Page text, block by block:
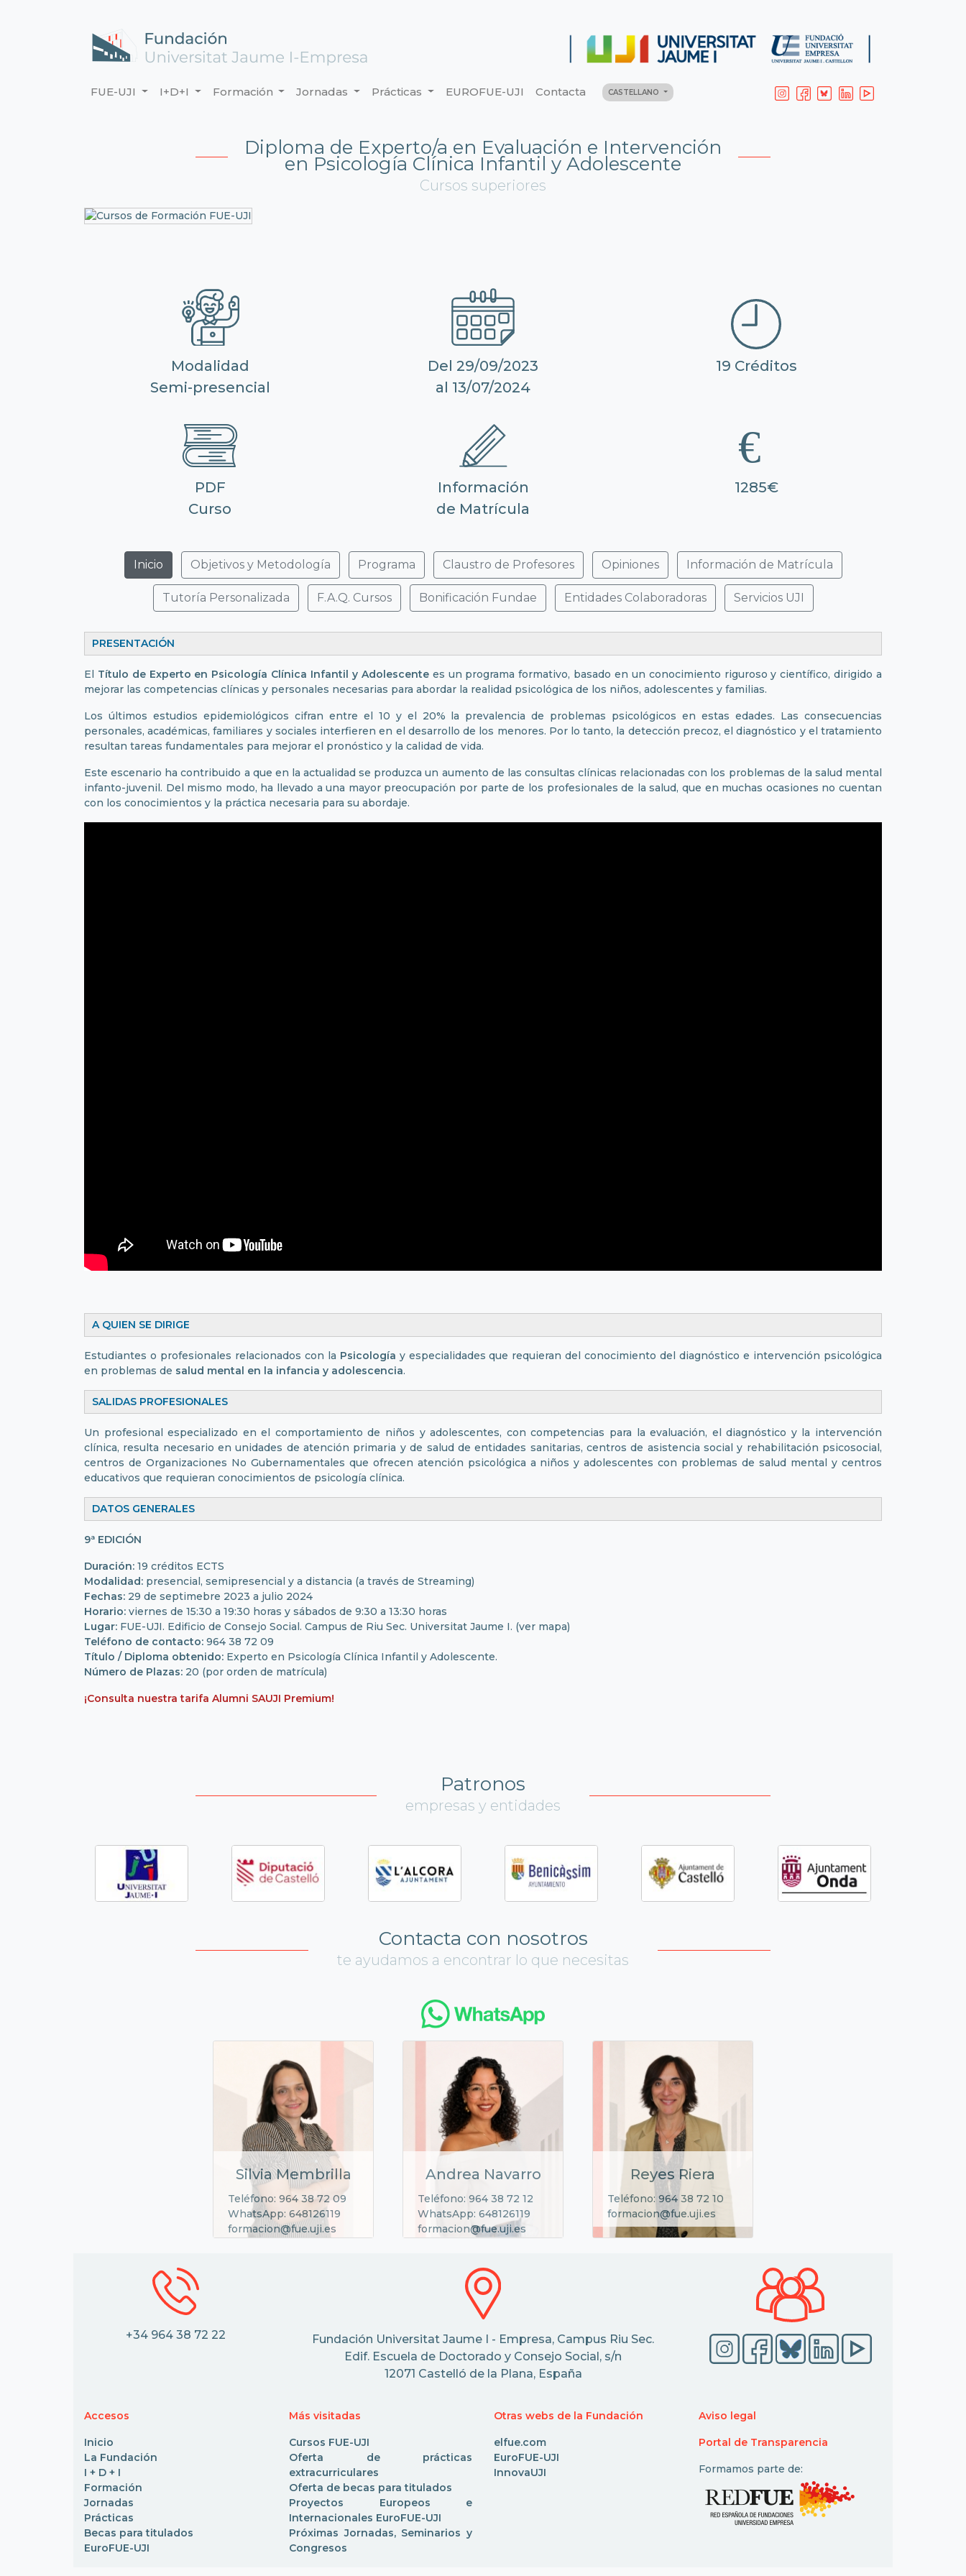
FUE-UJI I+D+I Formación Jornadas Prácticas EUROFUE-UJI Contacta CASTELLANO
Diploma de Experto/a en Evaluación e Intervención
en Psicología Clínica Infantil y Adolescente
Cursos superiores
Modalidad
Semi-presencial
Del 29/09/2023
al 13/07/2024
19 Créditos
PDF
Curso
Información
de Matrícula
1285€
Inicio Objetivos y Metodología Programa Claustro de Profesores Opiniones Información de Matrícula
Tutoría Personalizada F.A.Q. Cursos Bonificación Fundae Entidades Colaboradoras Servicios UJI
PRESENTACIÓN
El Título de Experto en Psicología Clínica Infantil y Adolescentees un programa formativo, basado en un conocimiento riguroso y científico, dirigido a
mejorar las competencias clínicas y personales necesarias para abordar la realidad psicológica de los niños, adolescentes y familias.
Los últimos estudios epidemiológicos cifran entre el 10 y el 20% la prevalencia de problemas psicológicos en estas edades. Las consecuencias
personales, académicas, familiares y sociales interfieren en el desarrollo de los menores. Por lo tanto, la detección precoz, el diagnóstico y el tratamiento
resultan tareas fundamentales para mejorar el pronóstico y la calidad de vida.
Este escenario ha contribuido a que en la actualidad se produzca un aumento de las consultas clínicas relacionadas con los problemas de la salud mental
infanto-juvenil. Del mismo modo, ha llevado a una mayor preocupación por parte de los profesionales de la salud, que en muchas ocasiones no cuentan
con los conocimientos y la práctica necesaria para su abordaje.
A QUIEN SE DIRIGE
Estudiantes o profesionales relacionados con la Psicología y especialidades que requieran del conocimiento del diagnóstico e intervención psicológica
en problemas de salud mental en la infancia y adolescencia.
SALIDAS PROFESIONALES
Un profesional especializado en el comportamiento de niños y adolescentes, con competencias para la evaluación, el diagnóstico y la intervención
clínica, resulta necesario en unidades de atención primaria y de salud de entidades sanitarias, centros de asistencia social y rehabilitación psicosocial,
centros de Organizaciones No Gubernamentales que ofrecen atención psicológica a niños y adolescentes con problemas de salud mental y centros
educativos que requieran conocimientos de psicología clínica.
DATOS GENERALES
9ª EDICIÓN
Duración: 19 créditos ECTS
Modalidad: presencial, semipresencial y a distancia (a través de Streaming)
Fechas: 29 de septimebre 2023 a julio 2024
Horario: viernes de 15:30 a 19:30 horas y sábados de 9:30 a 13:30 horas
Lugar: FUE-UJI. Edificio de Consejo Social. Campus de Riu Sec. Universitat Jaume I. (ver mapa)
Teléfono de contacto: 964 38 72 09
Título / Diploma obtenido: Experto en Psicología Clínica Infantil y Adolescente.
Número de Plazas: 20 (por orden de matrícula)
¡Consulta nuestra tarifa Alumni SAUJI Premium!
Patronos
empresas y entidades
Contacta con nosotros
te ayudamos a encontrar lo que necesitas
Silvia Membrilla
Teléfono: 964 38 72 09
WhatsApp: 648126119
formacion@fue.uji.es
Andrea Navarro
Teléfono: 964 38 72 12
WhatsApp: 648126119
formacion@fue.uji.es
Reyes Riera
Teléfono: 964 38 72 10
formacion@fue.uji.es
+34 964 38 72 22
Fundación Universitat Jaume I - Empresa, Campus Riu Sec.
Edif. Escuela de Doctorado y Consejo Social, s/n
12071 Castelló de la Plana, España
Accesos
Inicio
La Fundación
I + D + I
Formación
Jornadas
Prácticas
Becas para titulados
EuroFUE-UJI
Más visitadas
Cursos FUE-UJI
Oferta de prácticas
extracurriculares
Oferta de becas para titulados
Proyectos Europeos e
Internacionales EuroFUE-UJI
Próximas Jornadas, Seminarios y
Congresos
Otras webs de la Fundación
elfue.com
EuroFUE-UJI
InnovaUJI
Aviso legal
Portal de Transparencia
Formamos parte de: